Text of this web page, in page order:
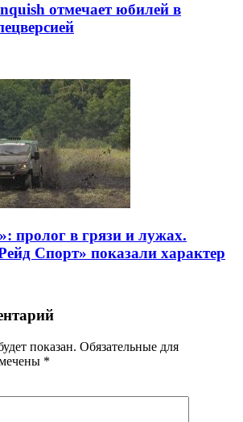
отмечает юбилей в
пролог в грязи и лужах.
Спорт» показали характер
показан. Обязательные для
*